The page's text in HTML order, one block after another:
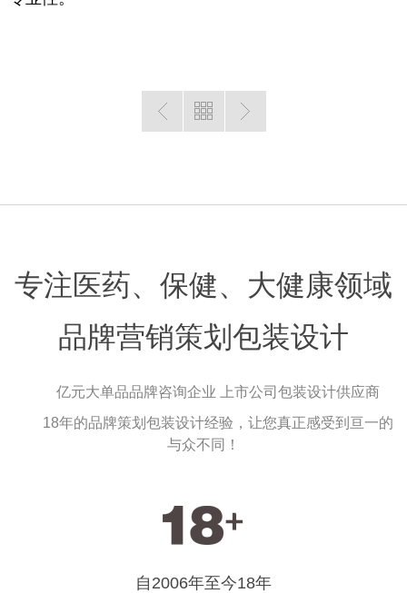
专注医药、保健、大健康领域
品牌营销策划包装设计
亿元大单品品牌咨询企业 上市公司包装设计供应商
18年的品牌策划包装设计经验，让您真正感受到亘一的
与众不同！
自2006年至今18年